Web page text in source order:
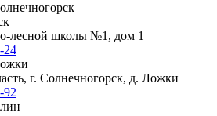
лесной школы №1, дом 1
24
г. Солнечногорск, д. Ложки
92